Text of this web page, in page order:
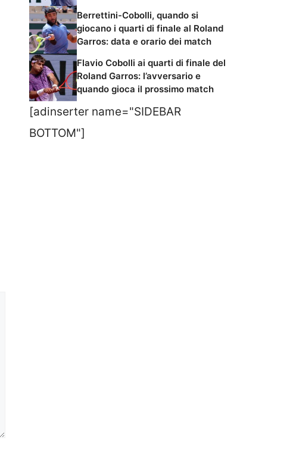
Berrettini-Cobolli, quando si
giocano i quarti di finale al Roland
Garros: data e orario dei match
Flavio Cobolli ai quarti di finale del
Roland Garros: l’avversario e
quando gioca il prossimo match
[adinserter name="SIDEBAR
BOTTOM"]